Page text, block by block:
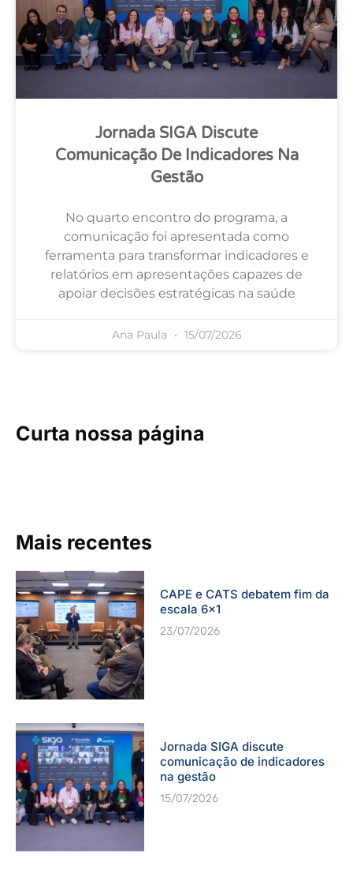
Jornada SIGA Discute
Comunicação De Indicadores Na
Gestão
No quarto encontro do programa, a
comunicação foi apresentada como
ferramenta para transformar indicadores e
relatórios em apresentações capazes de
apoiar decisões estratégicas na saúde
Ana Paula 15/07/2026
Curta nossa página
Mais recentes
CAPE e CATS debatem fim da
escala 6×1
23/07/2026
Jornada SIGA discute
comunicação de indicadores
na gestão
15/07/2026